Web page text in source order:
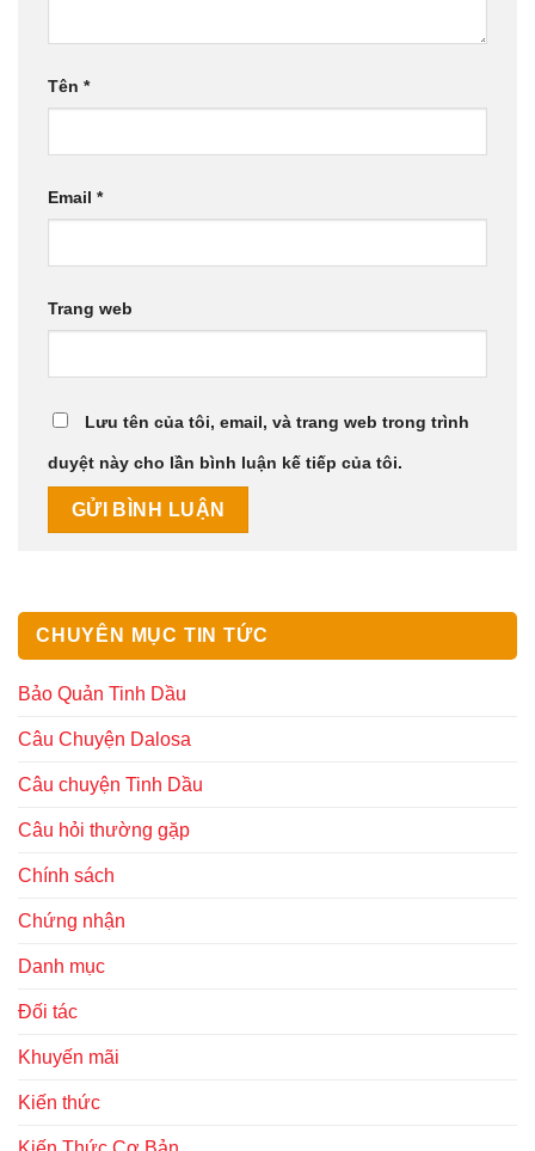
Tên *
Email *
Trang web
Lưu tên của tôi, email, và trang web trong trình
duyệt này cho lần bình luận kế tiếp của tôi.
CHUYÊN MỤC TIN TỨC
Bảo Quản Tinh Dầu
Câu Chuyện Dalosa
Câu chuyện Tinh Dầu
Câu hỏi thường gặp
Chính sách
Chứng nhận
Danh mục
Đối tác
Khuyến mãi
Kiến thức